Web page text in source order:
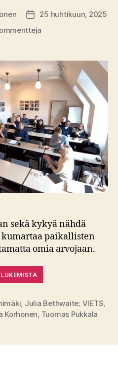
Julkaisupäivämäärä
25 huhtikuun, 2025
Neuvostoliitto:
Geopolitiikka
ja
ristiriidat
sekä kykyä nähdä
paikallisten
omia arvojaan.
, Julia Bethwaite; VIETS,
Korhonen, Tuomas Pukkala